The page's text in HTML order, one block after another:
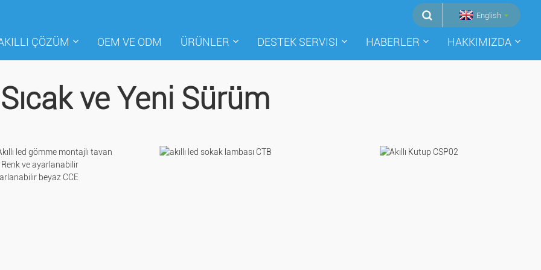
English
ÇÖZÜM OEM VE ODM ÜRÜNLER DESTEK SERVISI HABERLER HAKKIMIZDA
Sıcak ve Yeni Sürüm